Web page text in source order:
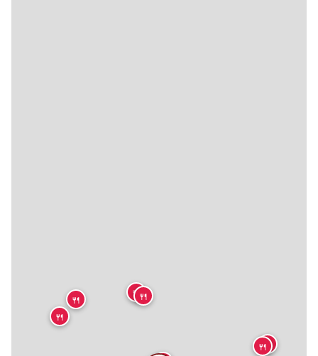
🍴
🍴
🍴
🍴
🍴
🍴